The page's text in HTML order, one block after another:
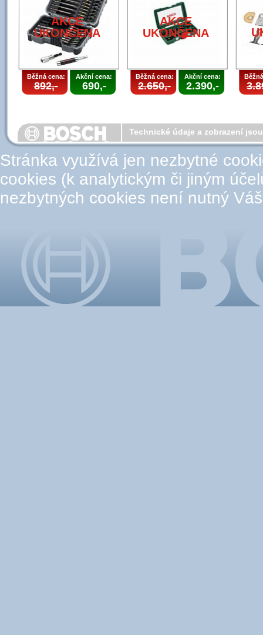
AKCE
UKONČENA
Běžná cena:
892,-
Akční cena:
690,-
AKCE
UKONČENA
Běžná cena:
2.650,-
Akční cena:
2.390,-
Technické údaje a zobrazení
Stránka využívá jen nezbytné
cookies (k analytickým či jiným
nezbytných cookies není nutný